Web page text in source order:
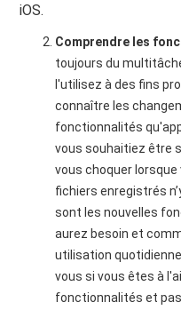
iOS.
Comprendre les
toujours du
l'utilisez à des fins
connaître les
fonctionnalités
vous souhaitiez être
vous choquer
fichiers enregistrés
sont les nouvelles
aurez besoin et
utilisation
vous si vous êtes à
fonctionnalités et